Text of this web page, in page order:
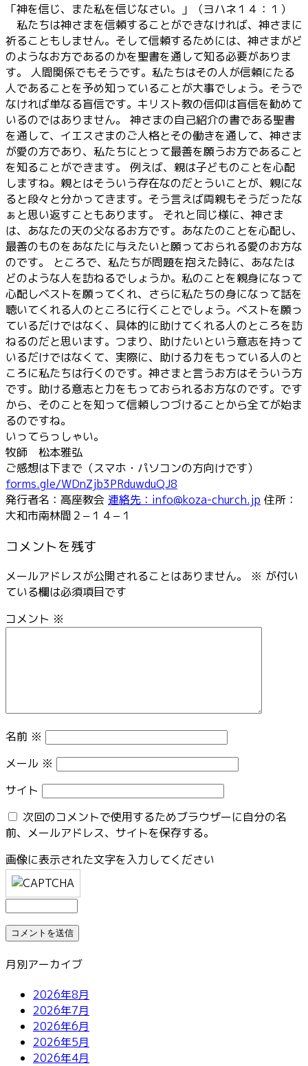
「神を信じ、また私を信じなさい。」（ヨハネ１４：１）
私たちは神さまを信頼することができなければ、神さまに
祈ることもしません。そして信頼するためには、神さまがど
のようなお方であるのかを聖書を通して知る必要がありま
す。 人間関係でもそうです。私たちはその人が信頼にたる
人であることを予め知っていることが大事でしょう。そうで
なければ単なる盲信です。キリスト教の信仰は盲信を勧めて
いるのではありません。 神さまの自己紹介の書である聖書
を通して、イエスさまのご人格とその働きを通して、神さま
が愛の方であり、私たちにとって最善を願うお方であること
を知ることができます。 例えば、親は子どものことを心配
しますね。親とはそういう存在なのだとういことが、親にな
ると段々と分かってきます。そう言えば両親もそうだったな
ぁと思い返すこともあります。 それと同じ様に、神さま
は、あなたの天の父なるお方です。あなたのことを心配し、
最善のものをあなたに与えたいと願っておられる愛のお方な
のです。 ところで、私たちが問題を抱えた時に、あなたは
どのような人を訪ねるでしょうか。私のことを親身になって
心配しベストを願ってくれ、さらに私たちの身になって話を
聴いてくれる人のところに行くことでしょう。ベストを願っ
ているだけではなく、具体的に助けてくれる人のところを訪
ねるのだと思います。つまり、助けたいという意志を持って
いるだけではなくて、実際に、助ける力をもっている人のと
ころに私たちは行くのです。神さまと言うお方はそういう方
です。助ける意志と力をもっておられるお方なのです。です
から、そのことを知って信頼しつづけることから全てが始ま
るのですね。
いってらっしゃい。
牧師 松本雅弘
ご感想は下まで（スマホ・パソコンの方向けです）
forms.gle/WDnZjb3PRduwduQJ8
発行者名：高座教会 連絡先：info@koza-church.jp 住所：
大和市南林間２−１４−１
コメントを残す
メールアドレスが公開されることはありません。 ※ が付い
ている欄は必須項目です
コメント ※
名前 ※
メール ※
サイト
次回のコメントで使用するためブラウザーに自分の名
前、メールアドレス、サイトを保存する。
画像に表示された文字を入力してください
月別アーカイブ
2026年8月
2026年7月
2026年6月
2026年5月
2026年4月